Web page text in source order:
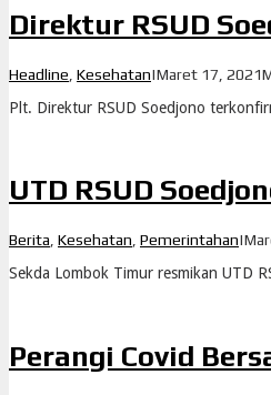
Direktur RSUD
Headline Kesehatan|Maret 17, 2021
Plt. Direktur RSUD Soedjono
UTD RSUD
Berita Kesehatan Pemerintahan|
Sekda Lombok Timur resmikan UTD
Perangi Covid